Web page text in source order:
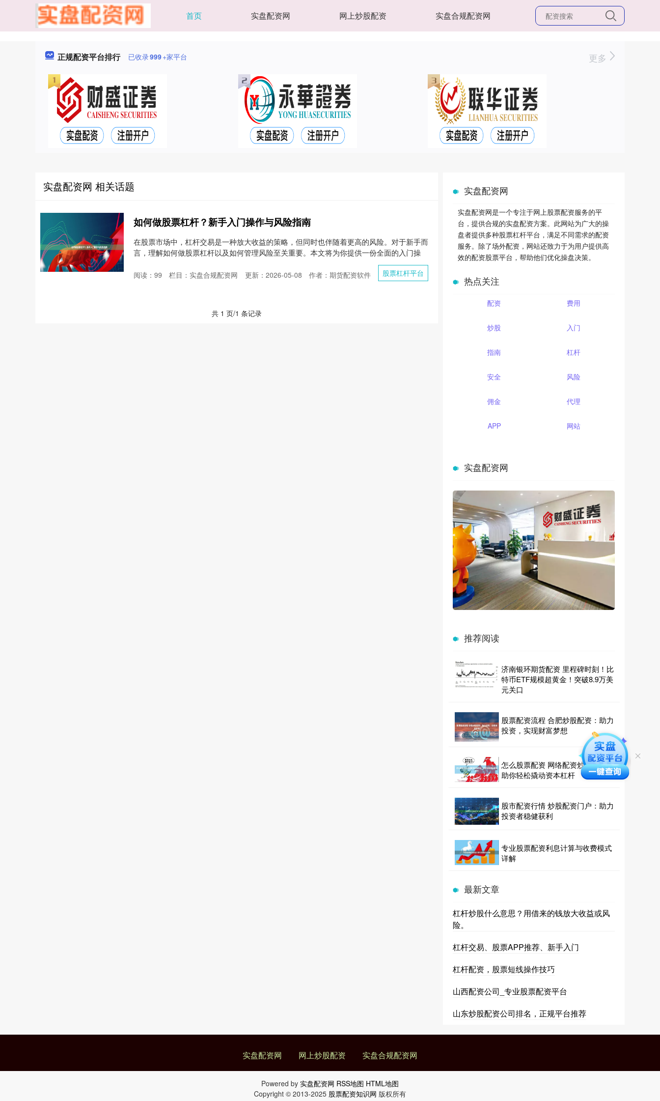
首页 实盘配资网 网上炒股配资 实盘合规配资网
正规配资平台排行 已收录999+家平台 更多
实盘配资网 相关话题
如何做股票杠杆？新手入门操作与风险指南
在股票市场中，杠杆交易是一种放大收益的策略，但同时也伴随着更高的风险。对于新手而
言，理解如何做股票杠杆以及如何管理风险至关重要。本文将为你提供一份全面的入门操
股票杠杆平台
更新：2026-05-08 作者：期货配资软件
阅读： 99 栏目： 实盘合规配资网
共 1 页/1 条记录
实盘配资网
实盘配资网是一个专注于网上股票配资服务的平
台，提供合规的实盘配资方案。此网站为广大的操
盘者提供多种股票杠杆平台，满足不同需求的配资
服务。除了场外配资，网站还致力于为用户提供高
效的配资股票平台，帮助他们优化操盘决策。
热点关注
配资 费用
炒股 入门
指南 杠杆
安全 风险
佣金 代理
APP 网站
实盘配资网
推荐阅读
济南银环期货配资 里程碑时刻！比
特币ETF规模超黄金！突破8.9万美
元关口
股票配资流程 合肥炒股配资：助力
投资，实现财富梦想
怎么股票配资 网络配资炒股平台：
助你轻松撬动资本杠杆
股市配资行情 炒股配资门户：助力
投资者稳健获利
专业股票配资利息计算与收费模式
详解
最新文章
杠杆炒股什么意思？用借来的钱放大收益或风
险。
杠杆交易、股票APP推荐、新手入门
杠杆配资，股票短线操作技巧
山西配资公司_专业股票配资平台
山东炒股配资公司排名，正规平台推荐
实盘配资网 网上炒股配资 实盘合规配资网
Powered by 实盘配资网 RSS地图 HTML地图
Copyright © 2013-2025 股票配资知识网 版权所有